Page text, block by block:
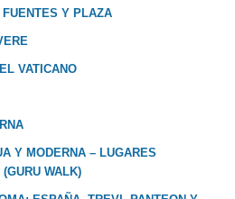
Y PLAZA
VATICANO
Y MODERNA – LUGARES
WALK)